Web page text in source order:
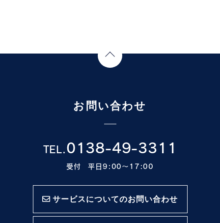
お問い合わせ
TEL.0138-49-3311
受付 平日9:00〜17:00
サービスについてのお問い合わせ